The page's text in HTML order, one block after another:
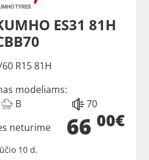
ES31 81H
R15 81H
modeliams:
B 70
66 00€
neturime
10 d.